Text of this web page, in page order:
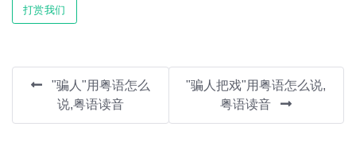
打赏我们
"骗人"用粤语怎么
说,粤语读音
"骗人把戏"用粤语怎么说,
粤语读音